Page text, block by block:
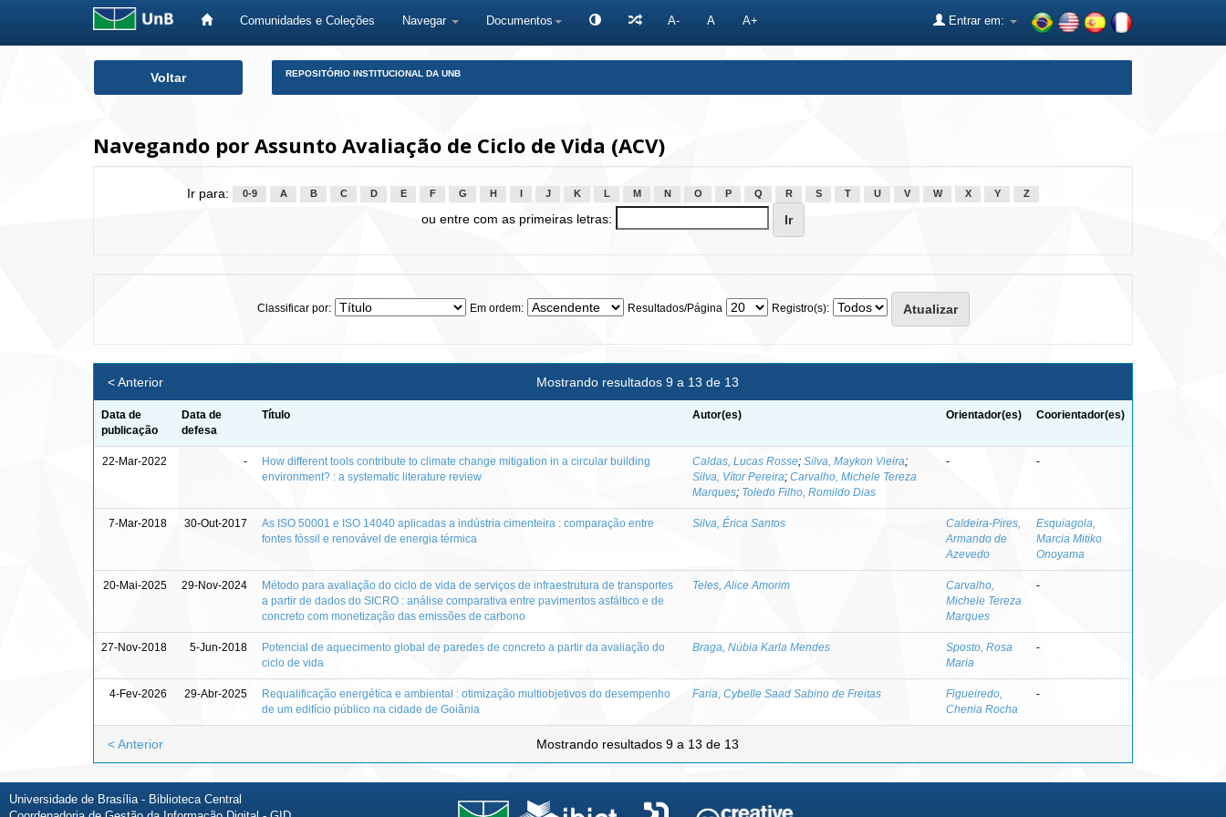
Comunidades e Coleções Navegar Documentos A- A A+ Entrar em:
Voltar REPOSITÓRIO INSTITUCIONAL DA UNB
Navegando por Assunto Avaliação de Ciclo de Vida (ACV)
Ir para: 0-9 A B C D E F G H J K L M N O P Q R S T U V W X Y Z
ou entre com as primeiras letras:
Classificar por: Em ordem: Resultados/Página Registro(s):
Mostrando resultados 9 a 13 de 13
< Anterior
Data de
publicação
Data de
defesa
Título Autor(es) Orientador(es) Coorientador(es)
22-Mar-2022 -
How different tools contribute to climate change mitigation in a circular building
environment? : a systematic literature review
Caldas, Lucas Rosse; Silva, Maykon Vieira;
Silva, Vítor Pereira; Carvalho, Michele Tereza
Marques; Toledo Filho, Romildo Dias
- -
7-Mar-2018 30-Out-2017
As ISO 50001 e ISO 14040 aplicadas a indústria cimenteira : comparação entre
fontes fóssil e renovável de energia térmica
Silva, Érica Santos
Caldeira-Pires,
Armando de
Azevedo
Esquiagola,
Marcia Mitiko
Onoyama
20-Mai-2025 29-Nov-2024
Método para avaliação do ciclo de vida de serviços de infraestrutura de transportes
a partir de dados do SICRO : análise comparativa entre pavimentos asfáltico e de
concreto com monetização das emissões de carbono
Teles, Alice Amorim
Carvalho,
Michele Tereza
Marques
-
27-Nov-2018 5-Jun-2018
Potencial de aquecimento global de paredes de concreto a partir da avaliação do
ciclo de vida
Braga, Núbia Karla Mendes
Sposto, Rosa
Maria
-
4-Fev-2026 29-Abr-2025
Requalificação energética e ambiental : otimização multiobjetivos do desempenho
de um edifício público na cidade de Goiânia
Faria, Cybelle Saad Sabino de Freitas
Figueiredo,
Chenia Rocha
-
Mostrando resultados 9 a 13 de 13
< Anterior
Universidade de Brasília - Biblioteca Central